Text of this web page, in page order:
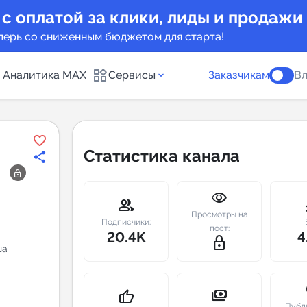
оплатой за клики, лиды и продажи
со сниженным бюджетом для старта!
Аналитика MAX Сервисы
Индекс
Telegram
New
Заказчикам
Статистика канала
group
Подписчики:
20.4K
visibility
Просмотры на
пост:
lock_outline
thumb_up payments